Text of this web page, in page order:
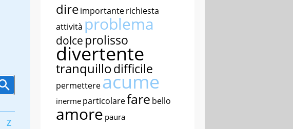
Z
direimportanterichiesta
attività problema
dolce prolisso
divertente
tranquillodifficile
permettereacume
inerme particolarefare bello
amore paura